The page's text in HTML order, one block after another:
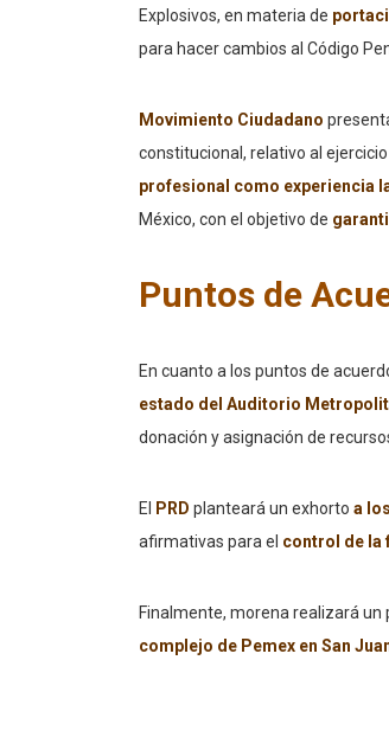
Explosivos, en materia de
para hacer cambios al Código
Movimiento Ciudadano
constitucional, relativo al
profesional como experiencia
México, con el objetivo de
Puntos de
En cuanto a los puntos de
estado del Auditorio
donación y asignación de
El PRD planteará un exhorto a
afirmativas para el control de la
Finalmente, morena realizará
complejo de Pemex en San